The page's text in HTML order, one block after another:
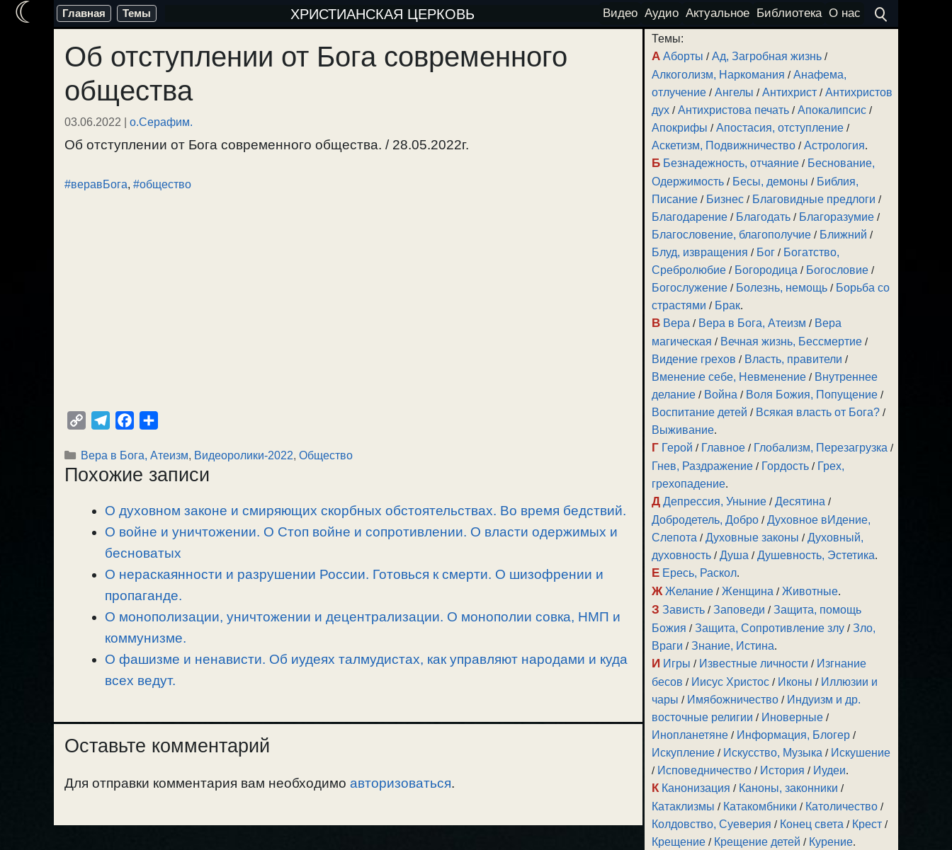
Перейти
содержимому
Главная Темы ХРИСТИАНСКАЯ ЦЕРКОВЬ Видео Аудио Актуальное Библиотека О нас
Об отступлении от Бога современного
общества
03.06.2022 | о.Серафим.
Об отступлении от Бога современного общества. / 28.05.2022г.
#веравБога, #общество
p
y
l
e
r
a
m
c
e
o
o
k
п
р
в
и
т
Рубрики
Вера в Бога, Атеизм, Видеоролики-2022, Общество
Похожие записи
О духовном законе и смиряющих скорбных обстоятельствах. Во время бедствий.
О войне и уничтожении. О Стоп войне и сопротивлении. О власти одержимых и
бесноватых
О нераскаянности и разрушении России. Готовься к смерти. О шизофрении и
пропаганде.
О монополизации, уничтожении и децентрализации. О монополии совка, НМП и
коммунизме.
О фашизме и ненависти. Об иудеях талмудистах, как управляют народами и куда
всех ведут.
Оставьте комментарий
Для отправки комментария вам необходимо авторизоваться.
Темы:
А Аборты /Ад, Загробная жизнь /
Алкоголизм, Наркомания /Анафема,
отлучение /Ангелы /Антихрист /Антихристов
дух /Антихристова печать /Апокалипсис /
Апокрифы /Апостасия, отступление /
Аскетизм, Подвижничество /Астрология.
Б Безнадежность, отчаяние / Беснование,
Одержимость / Бесы, демоны / Библия,
Писание / Бизнес / Благовидные предлоги /
Благодарение / Благодать / Благоразумие /
Благословение, благополучие / Ближний /
Блуд, извращения / Бог / Богатство,
Сребролюбие / Богородица / Богословие /
Богослужение / Болезнь, немощь / Борьба со
страстями / Брак.
В Вера / Вера в Бога, Атеизм / Вера
магическая / Вечная жизнь, Бессмертие /
Видение грехов / Власть, правители /
Вменение себе, Невменение / Внутреннее
делание / Война / Воля Божия, Попущение /
Воспитание детей / Всякая власть от Бога? /
Выживание.
Г Герой / Главное / Глобализм, Перезагрузка /
Гнев, Раздражение / Гордость / Грех,
грехопадение.
Д Депрессия, Уныние /Десятина /
Добродетель, Добро /Духовное вИдение,
Слепота /Духовные законы /Духовный,
духовность /Душа /Душевность, Эстетика.
Е Ересь, Раскол.
Ж Желание /Женщина /Животные.
З Зависть /Заповеди /Защита, помощь
Божия /Защита, Сопротивление злу /Зло,
Враги /Знание, Истина.
И Игры / Известные личности / Изгнание
бесов / Иисус Христос / Иконы / Иллюзии и
чары / Имябожничество / Индуизм и др.
восточные религии / Иноверные /
Инопланетяне / Информация, Блогер /
Искупление / Искусство, Музыка / Искушение
/ Исповедничество / История / Иудеи.
К Канонизация / Каноны, законники /
Катаклизмы / Катакомбники / Католичество /
Колдовство, Суеверия / Конец света / Крест /
Крещение / Крещение детей / Курение.
☾